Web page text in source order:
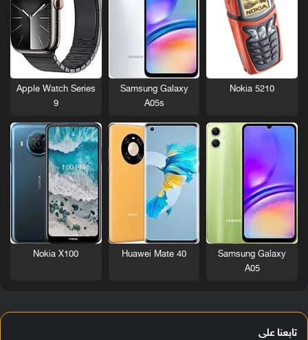
Nokia 5210
Samsung Galaxy
A05s
Apple Watch Series
9
Samsung Galaxy
A05
Huawei Mate 40
Nokia X100
تابعنا على